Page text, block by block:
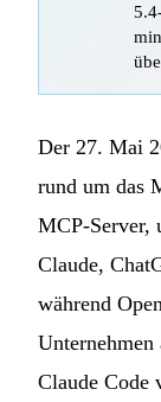
Der 27. Mai
rund um das
MCP-Server,
Claude,
während
Unternehmen
Claude Code